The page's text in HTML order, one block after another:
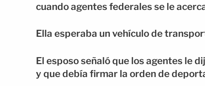
cuando agentes federales se le
Ella esperaba un vehículo de
El esposo señaló que los agentes le
y que debía firmar la orden de